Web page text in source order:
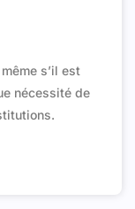
s’il est
nécessité de